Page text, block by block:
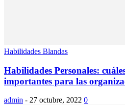
Habilidades Blandas
Habilidades Personales:
importantes para las
admin - 27 octubre, 2022 0